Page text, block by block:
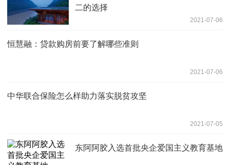
二的选择
2021-07-06
恒慧融：贷款购房前要了解哪些准则
2021-07-06
中华联合保险怎么样助力落实脱贫攻坚
2021-07-05
东阿阿胶入选首批央企爱国主义教育基地